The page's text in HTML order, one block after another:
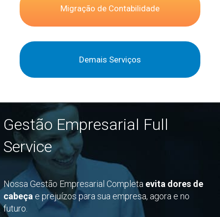
Migração de Contabilidade
Demais Serviços
Gestão Empresarial Full
Service
Nossa Gestão Empresarial Completa evita dores de
cabeça e prejuízos para sua empresa, agora e no
futuro.